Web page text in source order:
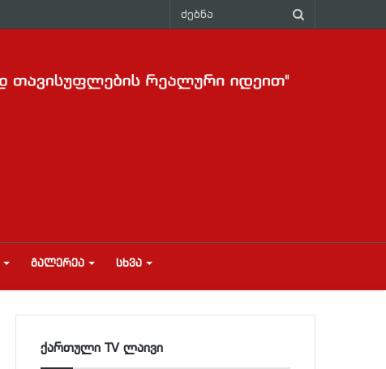
ᲒᲐᲚᲔᲠᲔᲐ ᲡᲮᲕᲐ
ქართული TV ლაივი